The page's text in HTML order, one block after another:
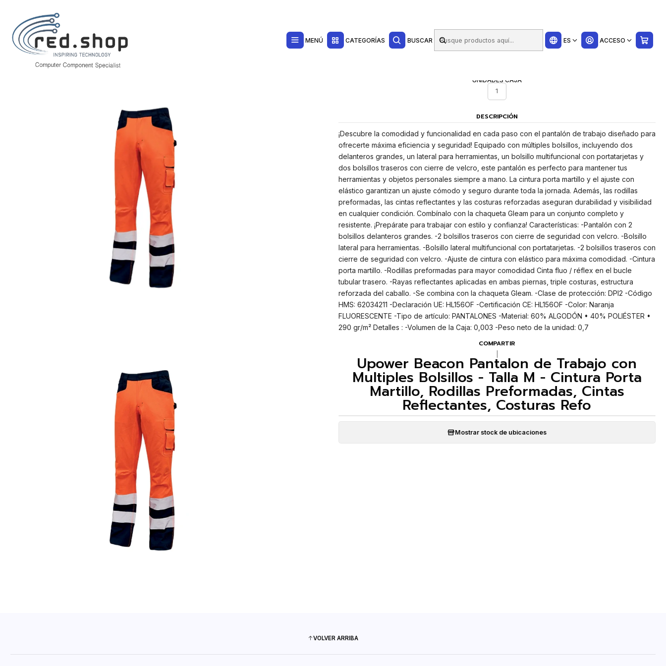
MENÚ CATEGORÍAS BUSCAR ES ACCESO
Inicio Hogar y Electrodomésticos Pantalones de Trabajo
Upower Beacon Pantalon de Trabajo con Multiples Bolsillos - Talla M - Cintura Porta Martillo, Rodillas Preformadas, Cintas Reflectantes, Costuras Refo
UNIDADES CAJA
1
DESCRIPCIÓN
¡Descubre la comodidad y funcionalidad en cada paso con el pantalón de trabajo diseñado para
ofrecerte máxima eficiencia y seguridad! Equipado con múltiples bolsillos, incluyendo dos
delanteros grandes, un lateral para herramientas, un bolsillo multifuncional con portatarjetas y
dos bolsillos traseros con cierre de velcro, este pantalón es perfecto para mantener tus
herramientas y objetos personales siempre a mano. La cintura porta martillo y el ajuste con
elástico garantizan un ajuste cómodo y seguro durante toda la jornada. Además, las rodillas
preformadas, las cintas reflectantes y las costuras reforzadas aseguran durabilidad y visibilidad
en cualquier condición. Combínalo con la chaqueta Gleam para un conjunto completo y
resistente. ¡Prepárate para trabajar con estilo y confianza! Características: -Pantalón con 2
bolsillos delanteros grandes. -2 bolsillos traseros con cierre de seguridad con velcro. -Bolsillo
lateral para herramientas. -Bolsillo lateral multifuncional con portatarjetas. -2 bolsillos traseros con
cierre de seguridad con velcro. -Ajuste de cintura con elástico para máxima comodidad. -Cintura
porta martillo. -Rodillas preformadas para mayor comodidad Cinta fluo / réflex en el bucle
tubular trasero. -Rayas reflectantes aplicadas en ambas piernas, triple costuras, estructura
reforzada del caballo. -Se combina con la chaqueta Gleam. -Clase de protección: DPI2 -Código
HMS: 62034211 -Declaración UE: HL156OF -Certificación CE: HL156OF -Color: Naranja
FLUORESCENTE -Tipo de artículo: PANTALONES -Material: 60% ALGODÓN • 40% POLIÉSTER •
290 gr/m² Detalles : -Volumen de la Caja: 0,003 -Peso neto de la unidad: 0,7
COMPARTIR
Upower Beacon Pantalon de Trabajo con
Multiples Bolsillos - Talla M - Cintura Porta
Martillo, Rodillas Preformadas, Cintas
Reflectantes, Costuras Refo
Mostrar stock de ubicaciones
VOLVER ARRIBA